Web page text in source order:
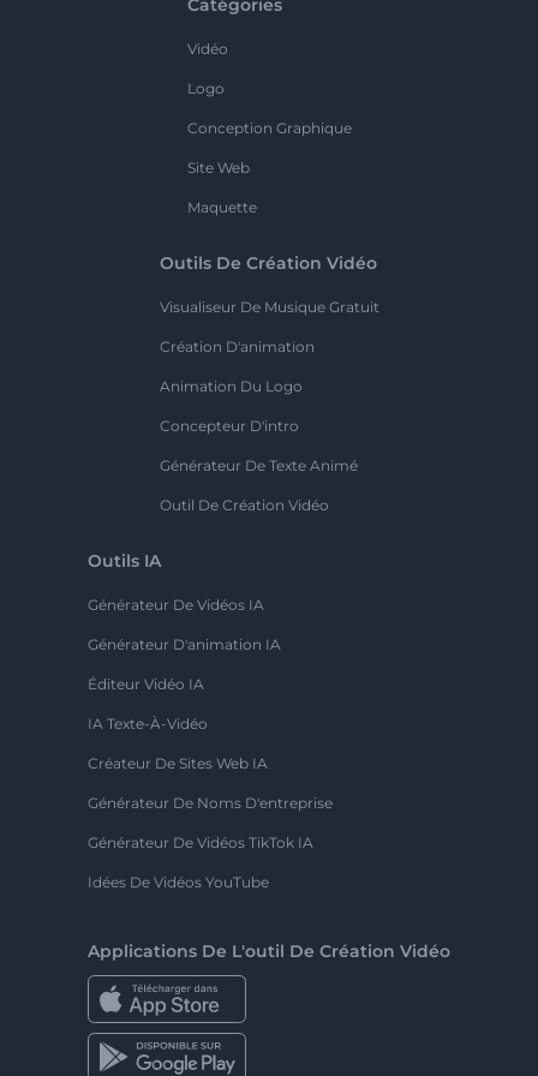
Catégories
Vidéo
Logo
Conception Graphique
Site Web
Maquette
Outils De Création Vidéo
Visualiseur De Musique Gratuit
Création D'animation
Animation Du Logo
Concepteur D'intro
Générateur De Texte Animé
Outil De Création Vidéo
Outils IA
Générateur De Vidéos IA
Générateur D'animation IA
Éditeur Vidéo IA
IA Texte-À-Vidéo
Créateur De Sites Web IA
Générateur De Noms D'entreprise
Générateur De Vidéos TikTok IA
Idées De Vidéos YouTube
Applications De L'outil De Création Vidéo